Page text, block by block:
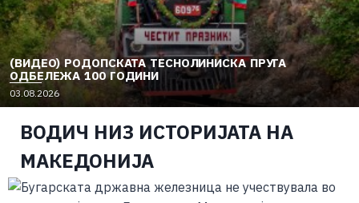
(ВИДЕО) РОДОПСКАТА ТЕСНОЛИНИСКА ПРУГА
ОДБЕЛЕЖА 100 ГОДИНИ
03.08.2026
ВОДИЧ НИЗ ИСТОРИЈАТА НА
МАКЕДОНИЈА